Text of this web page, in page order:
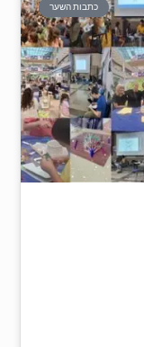
כתבות השער